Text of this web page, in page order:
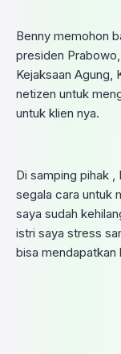
Benny memohon
presiden
Kejaksaan Agung,
netizen untuk
untuk klien nya.
Di samping pihak ,
segala cara untuk
saya sudah
istri saya stress
bisa mendapatkan